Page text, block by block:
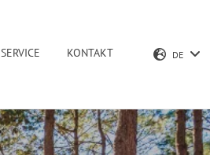
SERVICE KONTAKT DE